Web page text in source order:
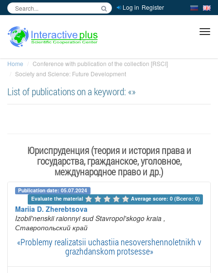
Log in Register
Home
Conference with publication of the collection [RSCI]
Society and Science: Future Development
List of publications on a keyword: «»
Юриспруденция (теория и история права и
государства, гражданское, уголовное,
международное право и др.)
Publication date: 05.07.2024
Evaluate the material
Average score: 0 (Всего: 0)
Mariia D. Zherebtsova
Izobil'nenskii raionnyi sud Stavropol'skogo kraia ,
Ставропольский край
«Problemy realizatsii uchastiia nesovershennoletnikh v
grazhdanskom protsesse»